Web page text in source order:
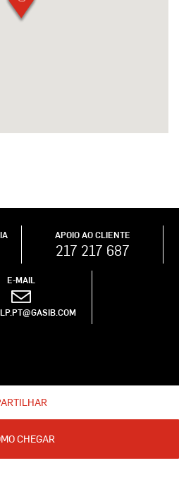
CHEGAR
E-MAIL
APOIO AO CLIENTE
217 217 687
Cepsa 2026